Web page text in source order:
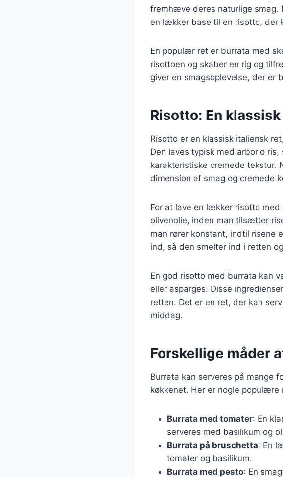
fremhæve deres naturlige smag.
en lækker base til en risotto, der
En populær ret er burrata med
risottoen og skaber en rig og
giver en smagsoplevelse, der er
Risotto: En
Risotto er en klassisk italiensk
Den laves typisk med arborio
karakteristiske cremede tekstur.
dimension af smag og cremede
For at lave en lækker risotto
olivenolie, inden man tilsætter
man rører konstant, indtil risene
ind, så den smelter ind i retten
En god risotto med burrata kan
eller asparges. Disse
retten. Det er en ret, der kan
middag.
Forskellige måder
Burrata kan serveres på mange
køkkenet. Her er nogle populære
Burrata med tomater: En
serveres med basilikum og
Burrata på bruschetta: En
tomater og basilikum.
Burrata med pesto: En